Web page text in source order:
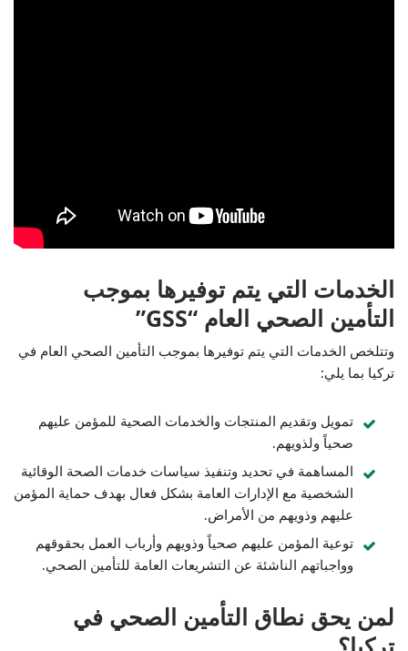
الخدمات التي يتم توفيرها بموجب
التأمين الصحي العام “GSS”
وتتلخص الخدمات التي يتم توفيرها بموجب التأمين الصحي العام في
تركيا بما يلي:
تمويل وتقديم المنتجات والخدمات الصحية للمؤمن عليهم
صحياً ولذويهم.
المساهمة في تحديد وتنفيذ سياسات خدمات الصحة الوقائية
الشخصية مع الإدارات العامة بشكل فعال بهدف حماية المؤمن
عليهم وذويهم من الأمراض.
توعية المؤمن عليهم صحياً وذويهم وأرباب العمل بحقوقهم
وواجباتهم الناشئة عن التشريعات العامة للتأمين الصحي.
لمن يحق نطاق التأمين الصحي في